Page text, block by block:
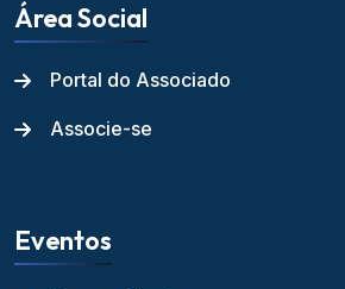
Área Social
Portal do Associado
Associe-se
Eventos